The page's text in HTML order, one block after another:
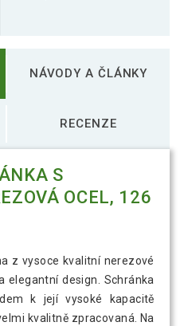
NÁVODY A ČLÁNKY
RECENZE
S
OCEL, 126
z vysoce kvalitní nerezové
elegantní design. Schránka
k její vysoké kapacitě
kvalitně zpracovaná. Na